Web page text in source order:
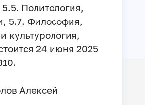
Политология,
5.7. Философия,
культурология,
24 июня 2025
Алексей